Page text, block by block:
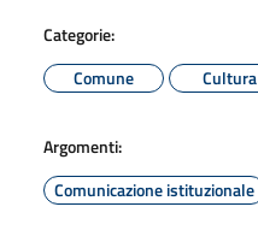
Categorie:
Comune
Cultura
Argomenti:
Comunicazione istituzionale